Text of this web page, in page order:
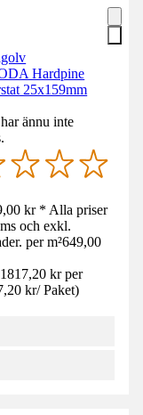
Hardpine
25x159mm
ännu inte
kr * Alla priser
och exkl.
per m²649,00
kr per
kr/ Paket)